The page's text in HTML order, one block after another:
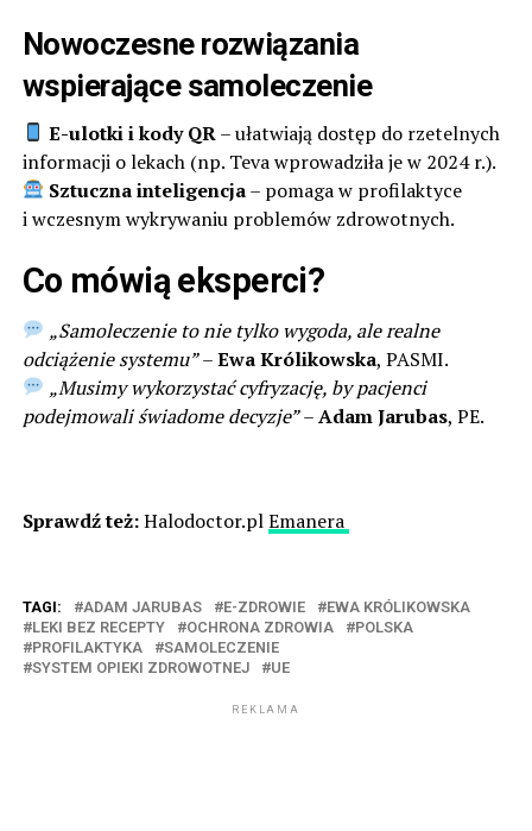
Nowoczesne rozwiązania
wspierające samoleczenie
E-ulotki i kody QR– ułatwiają dostęp do rzetelnych
informacji o lekach (np. Teva wprowadziła je w 2024 r.).
Sztuczna inteligencja– pomaga w profilaktyce
i wczesnym wykrywaniu problemów zdrowotnych.
Co mówią eksperci?
„Samoleczenie to nie tylko wygoda, ale realne
odciążenie systemu”–Ewa Królikowska, PASMI.
„Musimy wykorzystać cyfryzację, by pacjenci
podejmowali świadome decyzje”–Adam Jarubas, PE.
Sprawdź też:Halodoctor.plEmanera
TAGI: ADAM JARUBAS E-ZDROWIE
EWA KRÓLIKOWSKA
LEKI BEZ RECEPTY
OCHRONA ZDROWIA
POLSKA
PROFILAKTYKA
SAMOLECZENIE
SYSTEM OPIEKI ZDROWOTNEJ
UE
REKLAMA